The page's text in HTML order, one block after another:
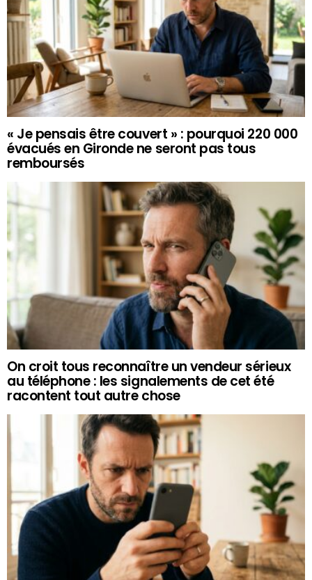
« Je pensais être couvert » : pourquoi 220 000
évacués en Gironde ne seront pas tous
remboursés
On croit tous reconnaître un vendeur sérieux
au téléphone : les signalements de cet été
racontent tout autre chose